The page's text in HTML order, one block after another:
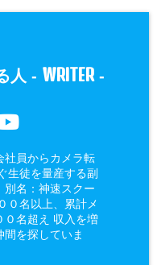
人 - WRITER-
社員からカメラ転
生徒を量産する副
別名：神速スクー
０名以上、累計メ
０名超え 収入を増
を探していま